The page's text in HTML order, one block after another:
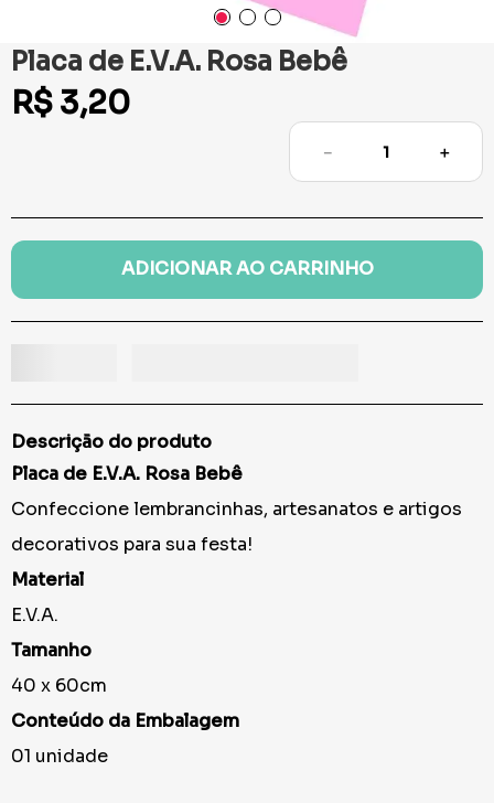
Placa de E.V.A. Rosa Bebê
R$ 3,20
＋
－
ADICIONAR AO CARRINHO
Descrição do produto
Placa de E.V.A. Rosa Bebê
Confeccione lembrancinhas, artesanatos e artigos
decorativos para sua festa!
Material
E.V.A.
Tamanho
40 x 60cm
Conteúdo da Embalagem
01 unidade